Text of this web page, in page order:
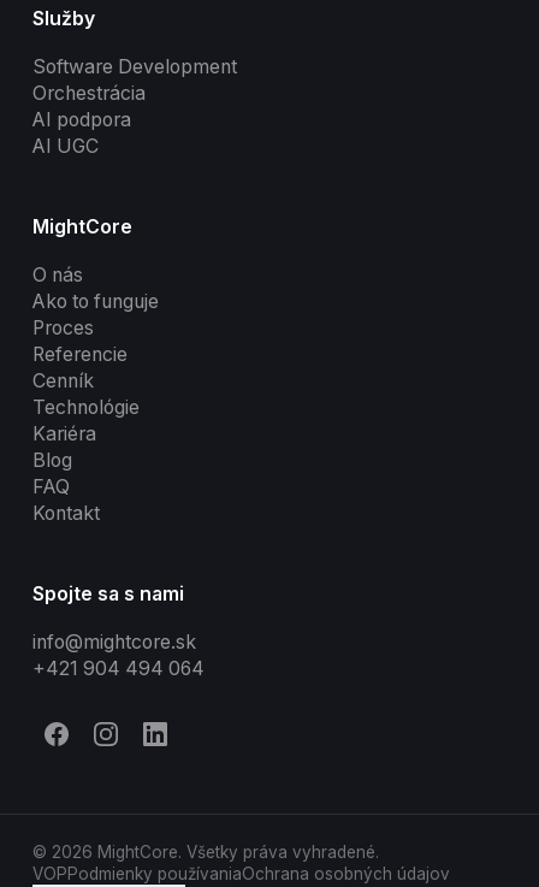
Služby
Software Development
Orchestrácia
AI podpora
AI UGC
MightCore
O nás
Ako to funguje
Proces
Referencie
Cenník
Technológie
Kariéra
Blog
FAQ
Kontakt
Spojte sa s nami
info@mightcore.sk
+421 904 494 064
© 2026 MightCore. Všetky práva vyhradené.
VOPPodmienky používaniaOchrana osobných údajov